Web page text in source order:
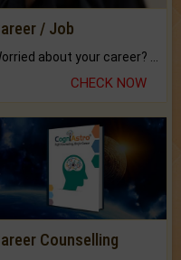
/ Job
CHECK NOW
Counselling